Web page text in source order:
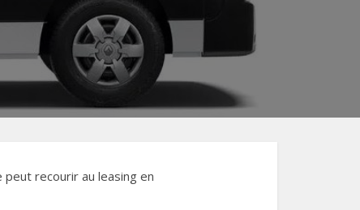
recourir au leasing en